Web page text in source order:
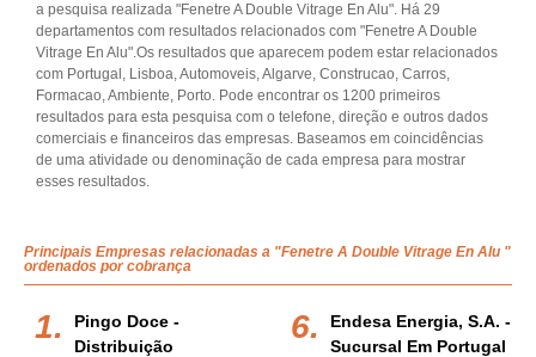
a pesquisa realizada "Fenetre A Double Vitrage En Alu". Há 29
departamentos com resultados relacionados com "Fenetre A Double
Vitrage En Alu".Os resultados que aparecem podem estar relacionados
com Portugal, Lisboa, Automoveis, Algarve, Construcao, Carros,
Formacao, Ambiente, Porto. Pode encontrar os 1200 primeiros
resultados para esta pesquisa com o telefone, direção e outros dados
comerciais e financeiros das empresas. Baseamos em coincidências
de uma atividade ou denominação de cada empresa para mostrar
esses resultados.
Principais Empresas relacionadas a "Fenetre A Double Vitrage En Alu "
ordenados por cobrança
Pingo Doce -
Distribuição
Endesa Energia, S.a. -
Sucursal Em Portugal